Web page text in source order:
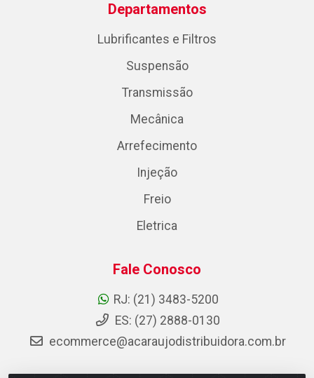
Departamentos
Lubrificantes e Filtros
Suspensão
Transmissão
Mecânica
Arrefecimento
Injeção
Freio
Eletrica
Fale Conosco
RJ: (21) 3483-5200
ES: (27) 2888-0130
ecommerce@acaraujodistribuidora.com.br